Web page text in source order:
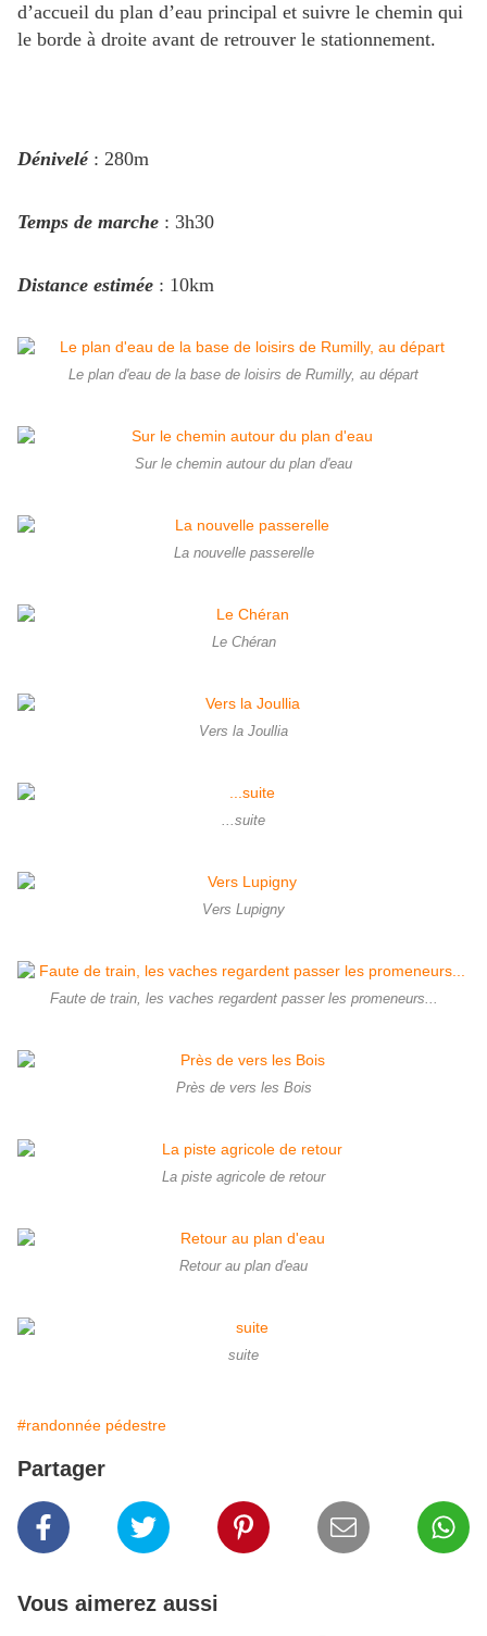
d’accueil du plan d’eau principal et suivre le chemin qui
le borde à droite avant de retrouver le stationnement.
Dénivelé: 280m
Temps de marche : 3h30
Distance estimée : 10km
Le plan d'eau de la base de loisirs de Rumilly, au départ
Sur le chemin autour du plan d'eau
La nouvelle passerelle
Le Chéran
Vers la Joullia
...suite
Vers Lupigny
Faute de train, les vaches regardent passer les promeneurs...
Près de vers les Bois
La piste agricole de retour
Retour au plan d'eau
suite
#randonnée pédestre
Partager
Vous aimerez aussi